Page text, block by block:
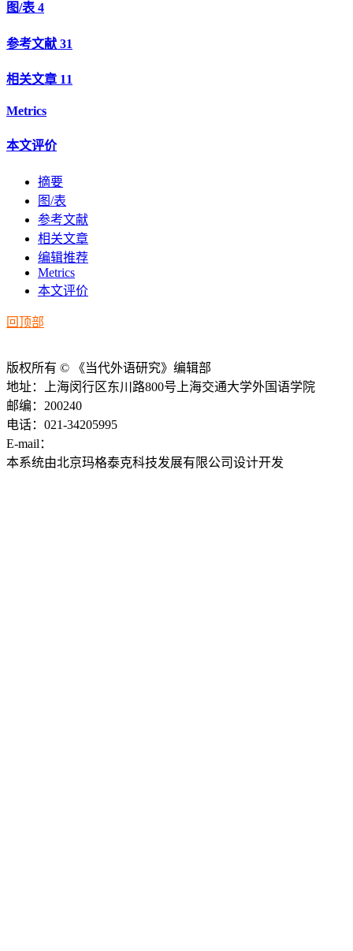
图/表 4
参考文献 31
相关文章 11
Metrics
本文评价
摘要
图/表
参考文献
相关文章
编辑推荐
Metrics
本文评价
回顶部
版权所有 © 《当代外语研究》编辑部
地址：上海闵行区东川路800号上海交通大学外国语学院
邮编：200240
电话：021-34205995
E-mail：
本系统由北京玛格泰克科技发展有限公司设计开发